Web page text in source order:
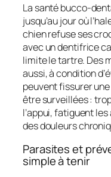
La santé bucco-
jusqu’au jour où
chien refuse ses
avec un dentifrice
limite le tartre. Des
aussi, à condition
peuvent fissurer
être surveillées :
l’appui, fatiguent
des douleurs
Parasites et
simple à tenir